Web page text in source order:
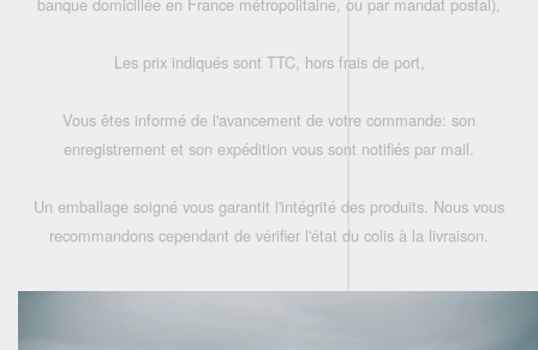
Les prix indiqués sont TTC, hors frais de port,
Vous êtes informé de l'avancement de votre commande: son
enregistrement et son expédition vous sont notifiés par mail.
Un emballage soigné vous garantit l'intégrité des produits. Nous vous
recommandons cependant de vérifier l'état du colis à la livraison.